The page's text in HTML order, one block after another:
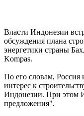
Власти Индонезии
обсуждения плана
энергетики страны
Kompas.
По его словам,
интерес к
Индонезии. При этом
предложения".